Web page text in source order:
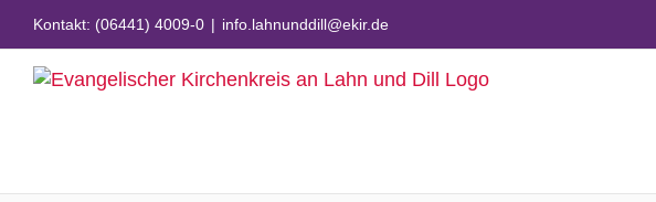
springen
Kontakt: (06441) 4009-0 | info.lahnunddill@ekir.de